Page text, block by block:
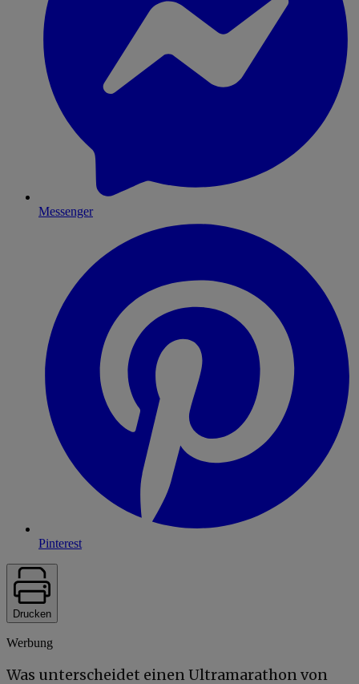
Messenger
Pinterest
Drucken
Werbung
Was unterscheidet einen Ultramarathon von